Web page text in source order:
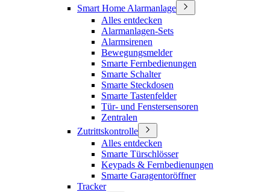
Smart Home Alarmanlage
Alles entdecken
Alarmanlagen-Sets
Alarmsirenen
Bewegungsmelder
Smarte Fernbedienungen
Smarte Schalter
Smarte Steckdosen
Smarte Tastenfelder
Tür- und Fenstersensoren
Zentralen
Zutrittskontrolle
Alles entdecken
Smarte Türschlösser
Keypads & Fernbedienungen
Smarte Garagentoröffner
Tracker